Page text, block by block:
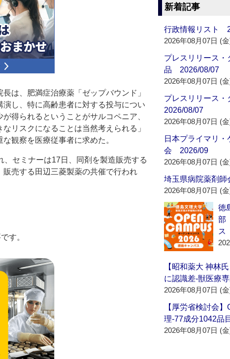
は、肥満症治療薬「ゼップバウンド」
し、特に高齢患者に対する投与につい
得られるということがサルコペニア、
リスクになることは当然考えられる」
観察を医療従事者に求めた。
セミナーは17日、同剤を製造販売する
販売する田辺三菱製薬の共催で行われ
す。
新着記事
行政情報リスト
2026年08月07日 (
プレスリリース・
品 2026/08/07
2026年08月07日 (
プレスリリース
2026/08/07
2026年08月07日 (
日本プライマリ
会 2026/09
2026年08月07日 (
埼玉県病院薬剤
2026年08月07日 (
徳
部
ス
【昭和薬大 神林
に認識差‐獣医療
2026年08月07日 (
【厚労省検討会
理‐77成分1042品
2026年08月07日 (